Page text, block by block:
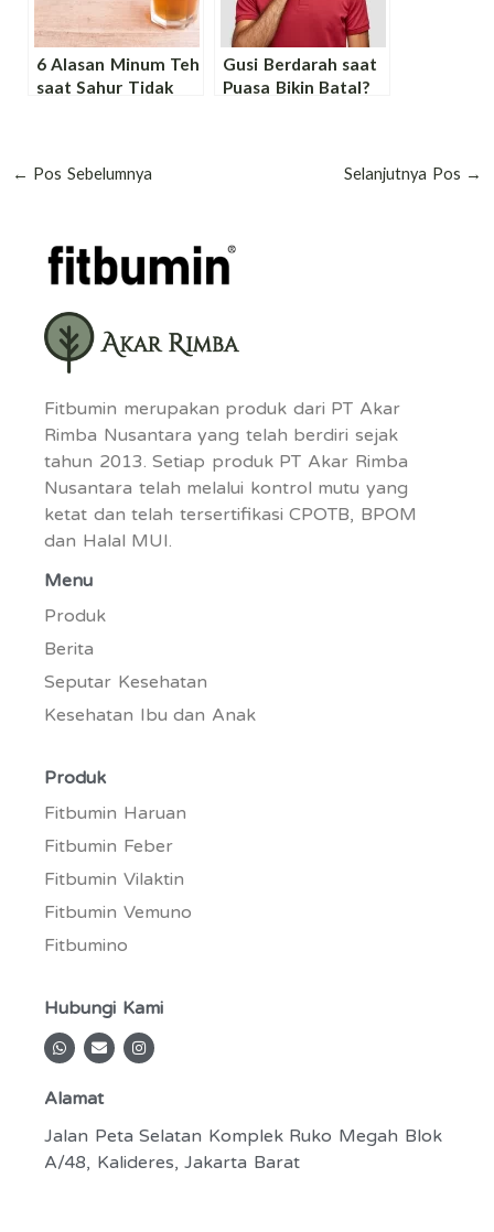
6 Alasan Minum Teh
saat Sahur Tidak
Gusi Berdarah saat
Puasa Bikin Batal?
← Pos Sebelumnya Selanjutnya Pos →
Fitbumin merupakan produk dari PT Akar
Rimba Nusantara yang telah berdiri sejak
tahun 2013. Setiap produk PT Akar Rimba
Nusantara telah melalui kontrol mutu yang
ketat dan telah tersertifikasi CPOTB, BPOM
dan Halal MUI.
Menu
Produk
Berita
Seputar Kesehatan
Kesehatan Ibu dan Anak
Produk
Fitbumin Haruan
Fitbumin Feber
Fitbumin Vilaktin
Fitbumin Vemuno
Fitbumino
Hubungi Kami
W
h
a
s
p
p
E
n
v
l
p
e
I
n
s
r
a
m
Alamat
Jalan Peta Selatan Komplek Ruko Megah Blok
A/48, Kalideres, Jakarta Barat